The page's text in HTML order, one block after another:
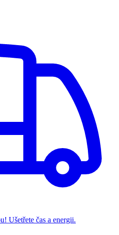
Ušetřete čas a energii.